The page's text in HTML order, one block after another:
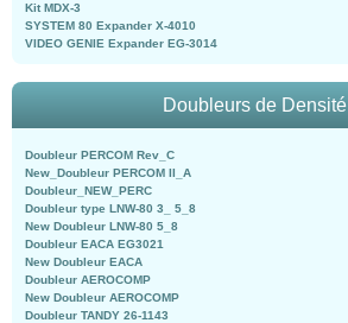
Kit MDX-3
SYSTEM 80 Expander X-4010
VIDEO GENIE Expander EG-3014
Doubleurs de Densité
Doubleur PERCOM Rev_C
New_Doubleur PERCOM II_A
Doubleur_NEW_PERC
Doubleur type LNW-80 3_ 5_8
New Doubleur LNW-80 5_8
Doubleur EACA EG3021
New Doubleur EACA
Doubleur AEROCOMP
New Doubleur AEROCOMP
Doubleur TANDY 26-1143